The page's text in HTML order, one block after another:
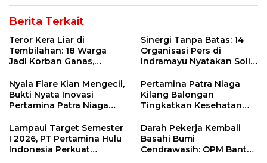
Berita Terkait
Teror Kera Liar di
Tembilahan: 18 Warga
Jadi Korban Ganas,
12 Jahitan!
Sinergi Tanpa Batas: 14
Organisasi Pers di
Indramayu Nyatakan Solid
Nyala Flare Kian Mengecil,
Bukti Nyata Inovasi
Pertamina Patra Niaga
Net Zero Emission 2060
Pertamina Patra Niaga
Kilang Balongan
Tingkatkan Kesehatan
Pemeriksaan Kesehatan
Rutin dan Edukasi
Perawatan Gigi
Lampaui Target Semester
I 2026, PT Pertamina Hulu
Indonesia Perkuat
Darah Pekerja Kembali
Basahi Bumi
Cendrawasih: OPM Bantai